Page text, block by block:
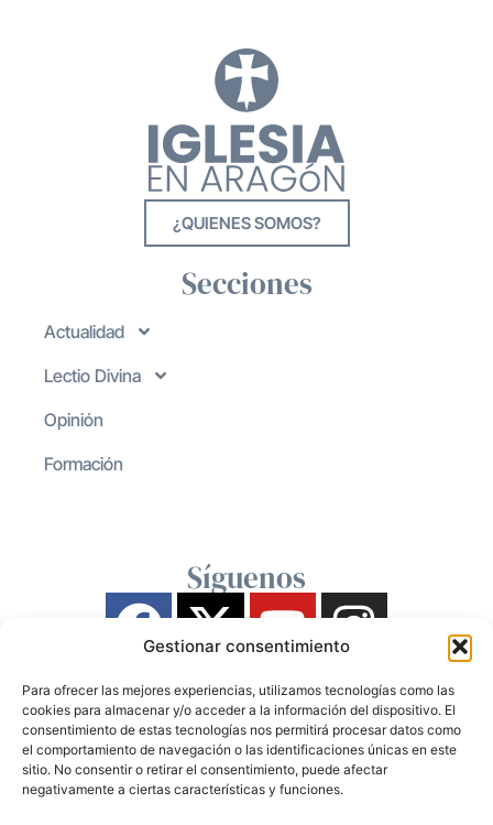
Gestionar consentimiento
Para ofrecer las mejores experiencias, utilizamos tecnologías como las
cookies para almacenar y/o acceder a la información del dispositivo. El
consentimiento de estas tecnologías nos permitirá procesar datos como
el comportamiento de navegación o las identificaciones únicas en este
sitio. No consentir o retirar el consentimiento, puede afectar
negativamente a ciertas características y funciones.
¿QUIENES SOMOS?
Secciones
Actualidad
Lectio Divina
Opinión
Formación
Síguenos